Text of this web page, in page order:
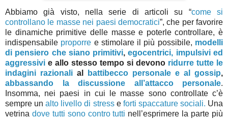
Abbiamo già visto, nella serie di articoli su “come si
controllano le masse nei paesi democratici”, che per favorire
le dinamiche primitive delle masse e poterle controllare, è
indispensabile proporre e stimolare il più possibile, modelli
di pensiero che siano primitivi,egocentrici, impulsivi ed
aggressivi e allo stesso tempo si devono ridurre tutte le
indagini razionali al battibecco personale e al gossip,
abbassando la discussione all’attacco personale.
Insomma, nei paesi in cui le masse sono controllate c’è
sempre unalto livello di stresse forti spaccature sociali. Una
vetrina dove tutti sono contro tutti nell’esprimere la parte più